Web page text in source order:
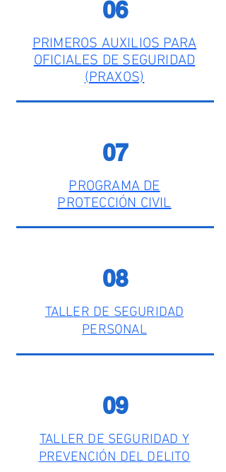
06
PRIMEROS AUXILIOS PARA
OFICIALES DE SEGURIDAD
(PRAXOS)
07
PROGRAMA DE
PROTECCIÓN CIVIL
08
TALLER DE SEGURIDAD
PERSONAL
09
TALLER DE SEGURIDAD Y
PREVENCIÓN DEL DELITO